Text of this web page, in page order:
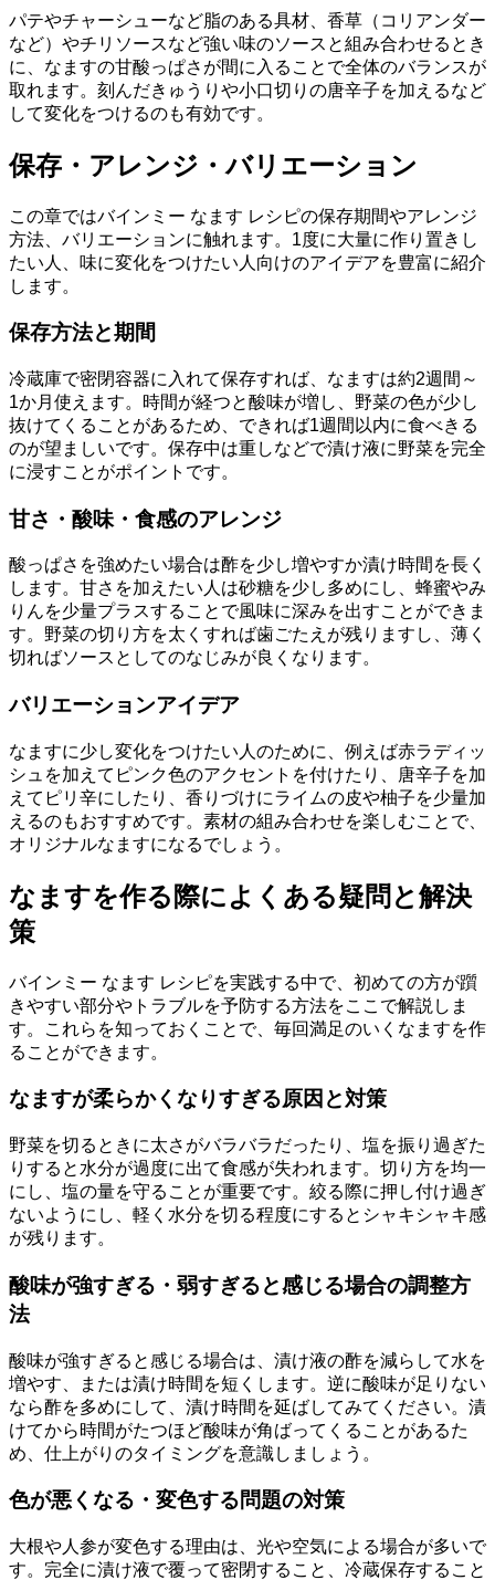
パテやチャーシューなど脂のある具材、香草（コリアンダー
など）やチリソースなど強い味のソースと組み合わせるとき
に、なますの甘酸っぱさが間に入ることで全体のバランスが
取れます。刻んだきゅうりや小口切りの唐辛子を加えるなど
して変化をつけるのも有効です。
保存・アレンジ・バリエーション
この章ではバインミー なます レシピの保存期間やアレンジ
方法、バリエーションに触れます。1度に大量に作り置きし
たい人、味に変化をつけたい人向けのアイデアを豊富に紹介
します。
保存方法と期間
冷蔵庫で密閉容器に入れて保存すれば、なますは約2週間～
1か月使えます。時間が経つと酸味が増し、野菜の色が少し
抜けてくることがあるため、できれば1週間以内に食べきる
のが望ましいです。保存中は重しなどで漬け液に野菜を完全
に浸すことがポイントです。
甘さ・酸味・食感のアレンジ
酸っぱさを強めたい場合は酢を少し増やすか漬け時間を長く
します。甘さを加えたい人は砂糖を少し多めにし、蜂蜜やみ
りんを少量プラスすることで風味に深みを出すことができま
す。野菜の切り方を太くすれば歯ごたえが残りますし、薄く
切ればソースとしてのなじみが良くなります。
バリエーションアイデア
なますに少し変化をつけたい人のために、例えば赤ラディッ
シュを加えてピンク色のアクセントを付けたり、唐辛子を加
えてピリ辛にしたり、香りづけにライムの皮や柚子を少量加
えるのもおすすめです。素材の組み合わせを楽しむことで、
オリジナルなますになるでしょう。
なますを作る際によくある疑問と解決
策
バインミー なます レシピを実践する中で、初めての方が躓
きやすい部分やトラブルを予防する方法をここで解説しま
す。これらを知っておくことで、毎回満足のいくなますを作
ることができます。
なますが柔らかくなりすぎる原因と対策
野菜を切るときに太さがバラバラだったり、塩を振り過ぎた
りすると水分が過度に出て食感が失われます。切り方を均一
にし、塩の量を守ることが重要です。絞る際に押し付け過ぎ
ないようにし、軽く水分を切る程度にするとシャキシャキ感
が残ります。
酸味が強すぎる・弱すぎると感じる場合の調整方
法
酸味が強すぎると感じる場合は、漬け液の酢を減らして水を
増やす、または漬け時間を短くします。逆に酸味が足りない
なら酢を多めにして、漬け時間を延ばしてみてください。漬
けてから時間がたつほど酸味が角ばってくることがあるた
め、仕上がりのタイミングを意識しましょう。
色が悪くなる・変色する問題の対策
大根や人参が変色する理由は、光や空気による場合が多いで
す。完全に漬け液で覆って密閉すること、冷蔵保存すること